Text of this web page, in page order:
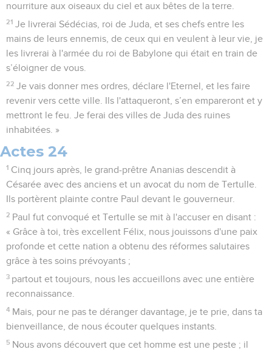
nourriture aux oiseaux du ciel et aux bêtes de la terre.
21 Je livrerai Sédécias, roi de Juda, et ses chefs entre les
mains de leurs ennemis, de ceux qui en veulent à leur vie, je
les livrerai à l'armée du roi de Babylone qui était en train de
s’éloigner de vous.
22 Je vais donner mes ordres, déclare l'Eternel, et les faire
revenir vers cette ville. Ils l'attaqueront, s’en empareront et y
mettront le feu. Je ferai des villes de Juda des ruines
inhabitées. »
Actes 24
1 Cinq jours après, le grand-prêtre Ananias descendit à
Césarée avec des anciens et un avocat du nom de Tertulle.
Ils portèrent plainte contre Paul devant le gouverneur.
2 Paul fut convoqué et Tertulle se mit à l'accuser en disant :
« Grâce à toi, très excellent Félix, nous jouissons d'une paix
profonde et cette nation a obtenu des réformes salutaires
grâce à tes soins prévoyants ;
3 partout et toujours, nous les accueillons avec une entière
reconnaissance.
4 Mais, pour ne pas te déranger davantage, je te prie, dans ta
bienveillance, de nous écouter quelques instants.
5 Nous avons découvert que cet homme est une peste ; il